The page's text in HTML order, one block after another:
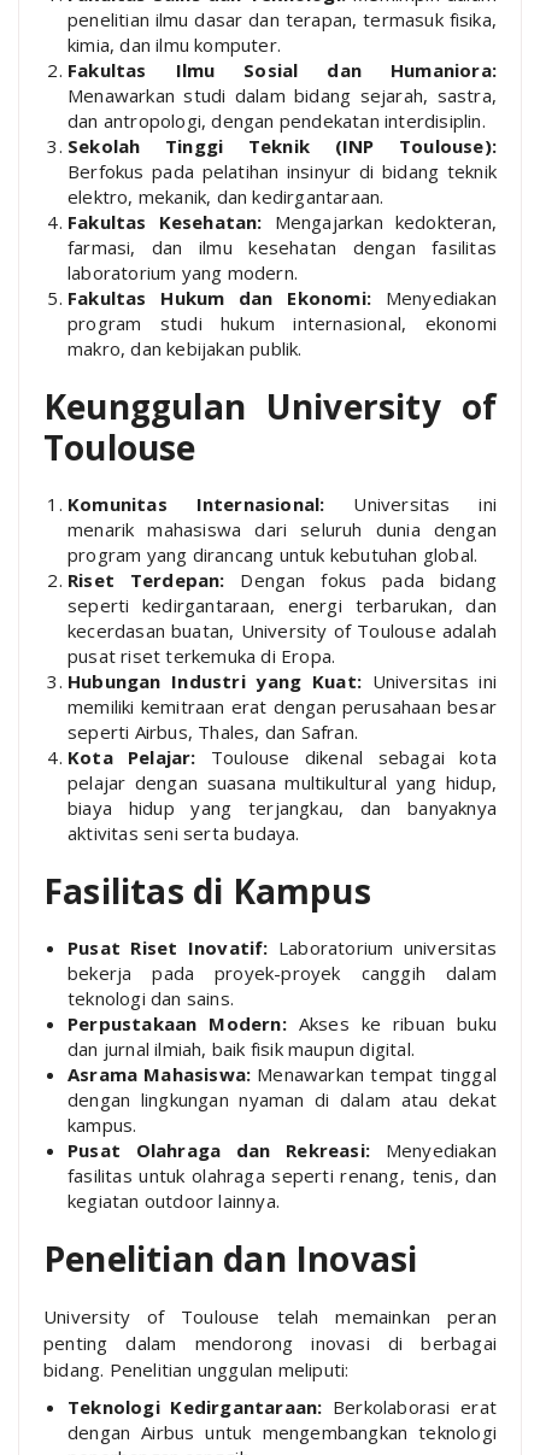
penelitian ilmu dasar dan terapan, termasuk fisika,
kimia, dan ilmu komputer.
Fakultas Ilmu Sosial dan Humaniora:
Menawarkan studi dalam bidang sejarah, sastra,
dan antropologi, dengan pendekatan interdisiplin.
Sekolah Tinggi Teknik (INP Toulouse):
Berfokus pada pelatihan insinyur di bidang teknik
elektro, mekanik, dan kedirgantaraan.
Fakultas Kesehatan: Mengajarkan kedokteran,
farmasi, dan ilmu kesehatan dengan fasilitas
laboratorium yang modern.
Fakultas Hukum dan Ekonomi: Menyediakan
program studi hukum internasional, ekonomi
makro, dan kebijakan publik.
Keunggulan University of
Toulouse
Komunitas Internasional: Universitas ini
menarik mahasiswa dari seluruh dunia dengan
program yang dirancang untuk kebutuhan global.
Riset Terdepan: Dengan fokus pada bidang
seperti kedirgantaraan, energi terbarukan, dan
kecerdasan buatan, University of Toulouse adalah
pusat riset terkemuka di Eropa.
Hubungan Industri yang Kuat:Universitas ini
memiliki kemitraan erat dengan perusahaan besar
seperti Airbus, Thales, dan Safran.
Kota Pelajar: Toulouse dikenal sebagai kota
pelajar dengan suasana multikultural yang hidup,
biaya hidup yang terjangkau, dan banyaknya
aktivitas seni serta budaya.
Fasilitas di Kampus
Pusat Riset Inovatif: Laboratorium universitas
bekerja pada proyek-proyek canggih dalam
teknologi dan sains.
Perpustakaan Modern:Akses ke ribuan buku
dan jurnal ilmiah, baik fisik maupun digital.
Asrama Mahasiswa: Menawarkan tempat tinggal
dengan lingkungan nyaman di dalam atau dekat
kampus.
Pusat Olahraga dan Rekreasi: Menyediakan
fasilitas untuk olahraga seperti renang, tenis, dan
kegiatan outdoor lainnya.
Penelitian dan Inovasi
University of Toulouse telah memainkan peran
penting dalam mendorong inovasi di berbagai
bidang. Penelitian unggulan meliputi:
Teknologi Kedirgantaraan: Berkolaborasi erat
dengan Airbus untuk mengembangkan teknologi